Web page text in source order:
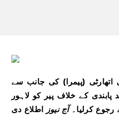
اتھارٹی (پیمرا) کی جانب سے
کے خلاف پیر کو لاہور
رجوع کرلیا۔آج نیوز اطلاع دی